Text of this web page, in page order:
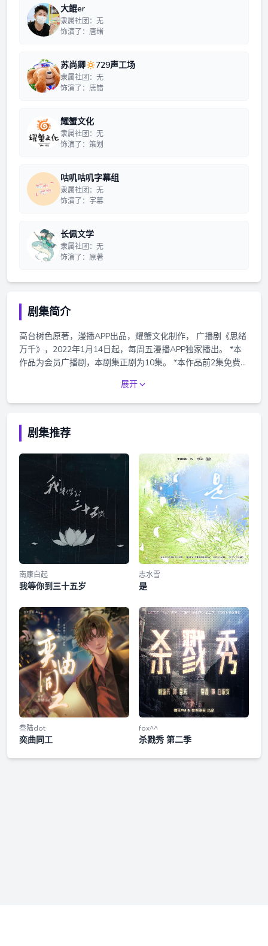
大鲲er
隶属社团：无
饰演了：唐绪
苏尚卿🔅729声工场
隶属社团：无
饰演了：唐错
耀蟹文化
隶属社团：无
饰演了：策划
咕叽咕叽字幕组
隶属社团：无
饰演了：字幕
长佩文学
隶属社团：无
饰演了：原著
剧集简介
高台树色原著，漫播APP出品，耀蟹文化制作， 广播剧《思绪
万千》，2022年1月14日起，每周五漫播APP独家播出。 *本
作品为会员广播剧，本剧集正剧为10集。 *本作品前2集免费收
展开
剧集推荐
南康白起
我等你到三十五岁
志水雪
是
叁陆dot
奕曲同工
fox^^
杀戮秀 第二季